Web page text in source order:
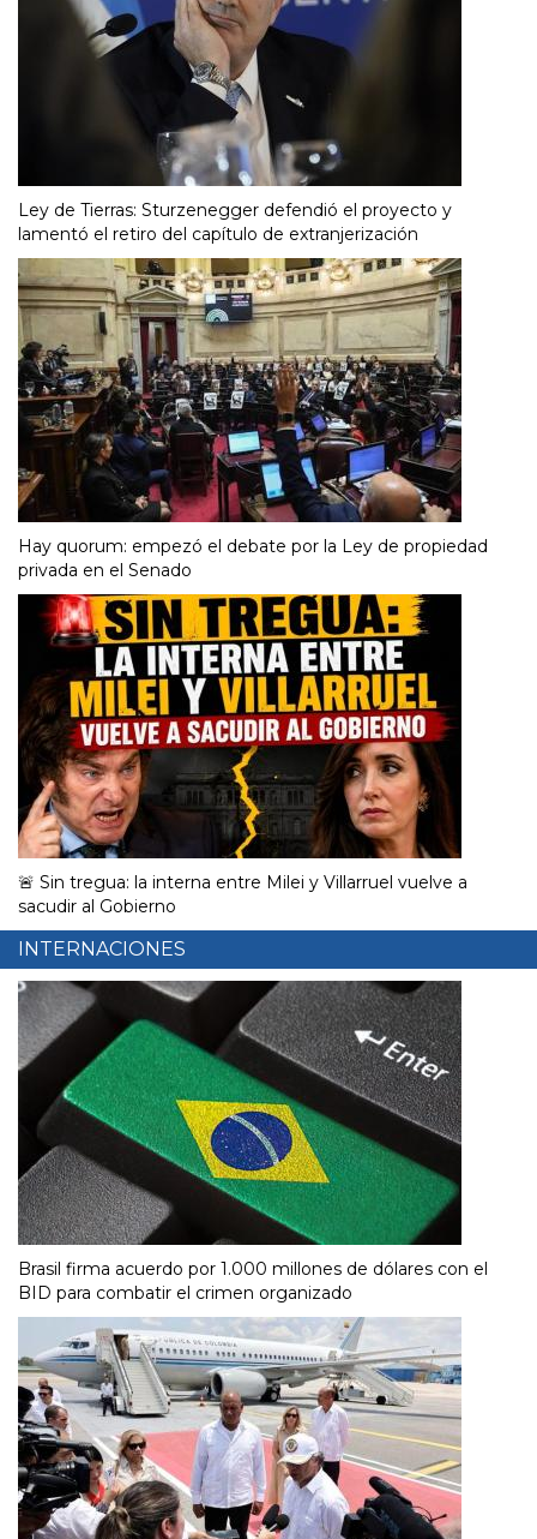
Ley de Tierras: Sturzenegger defendió el proyecto y
lamentó el retiro del capítulo de extranjerización
Hay quorum: empezó el debate por la Ley de propiedad
privada en el Senado
🚨 Sin tregua: la interna entre Milei y Villarruel vuelve a
sacudir al Gobierno
INTERNACIONES
Brasil firma acuerdo por 1.000 millones de dólares con el
BID para combatir el crimen organizado